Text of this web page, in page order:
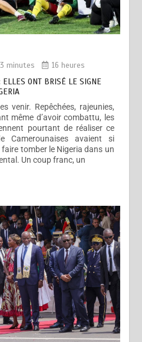
DU DÉSERTEUR
ONT BRISÉ LE SIGNE
minutes 16 heures
ONT BRISÉ LE SIGNE
venir. Repêchées, rajeunies,
même d’avoir combattu, les
pourtant de réaliser ce
Camerounaises avaient si
tomber le Nigeria dans un
Un coup franc, un